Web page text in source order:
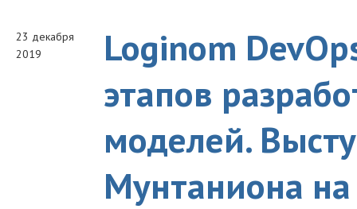
23 декабря
2019
Loginom
этапов
моделей.
Мунтаниона